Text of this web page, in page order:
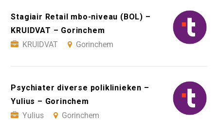
Stagiair Retail mbo-niveau (BOL) –
KRUIDVAT – Gorinchem
KRUIDVAT
Gorinchem
Psychiater diverse poliklinieken –
Yulius – Gorinchem
Yulius
Gorinchem